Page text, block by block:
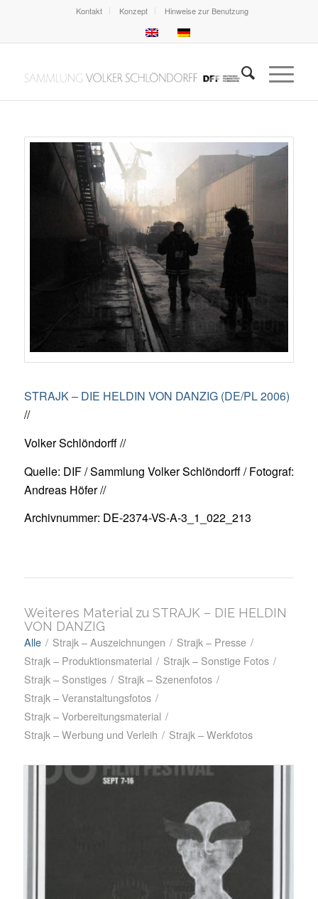
Kontakt Konzept Hinweise zur Benutzung
STRAJK – DIE HELDIN VON DANZIG (DE/PL 2006)
//
Volker Schlöndorff //
Quelle: DIF / Sammlung Volker Schlöndorff / Fotograf:
Andreas Höfer //
Archivnummer: DE-2374-VS-A-3_1_022_213
Weiteres Material zu STRAJK – DIE HELDIN
VON DANZIG
Alle / Strajk – Auszeichnungen / Strajk – Presse /
Strajk – Produktionsmaterial / Strajk – Sonstige Fotos /
Strajk – Sonstiges / Strajk – Szenenfotos /
Strajk – Veranstaltungsfotos /
Strajk – Vorbereitungsmaterial /
Strajk – Werbung und Verleih / Strajk – Werkfotos